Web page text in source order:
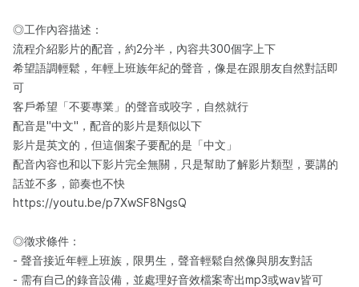
◎工作內容描述：
流程介紹影片的配音，約2分半，內容共300個字上下
希望語調輕鬆，年輕上班族年紀的聲音，像是在跟朋友自然對話即
可
客戶希望「不要專業」的聲音或咬字，自然就行
配音是"中文"，配音的影片是類似以下
影片是英文的，但這個案子要配的是「中文」
配音內容也和以下影片完全無關，只是幫助了解影片類型，要講的
話並不多，節奏也不快
https://youtu.be/p7XwSF8NgsQ
◎徵求條件：
- 聲音接近年輕上班族，限男生，聲音輕鬆自然像與朋友對話
- 需有自己的錄音設備，並處理好音效檔案寄出mp3或wav皆可